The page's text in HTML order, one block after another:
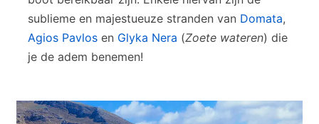
sublieme en majestueuze stranden van Domata,
Agios Pavlos en Glyka Nera (Zoete wateren) die
je de adem benemen!